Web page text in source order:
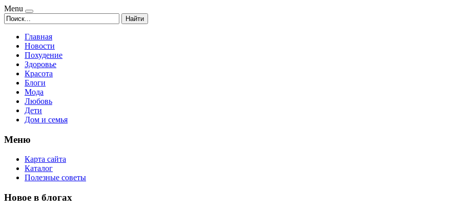
Menu
Найти
Главная
Новости
Похудение
Здоровье
Красота
Блоги
Мода
Любовь
Дети
Дом и семья
Меню
Карта сайта
Каталог
Полезные советы
Новое в блогах